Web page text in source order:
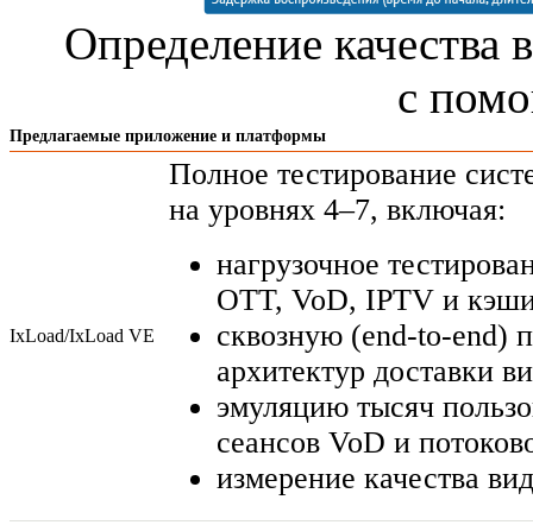
Определение качества
с
Предлагаемые приложение и платформы
IxLoad/IxLоad VE
Полное тестирование
на уровнях 4–7, включая:
нагрузочное
OTT, VoD, IPTV и
сквозную (end-to-end)
архитектур доставки
эмуляцию тысяч
сеансов VoD и
измерение качества